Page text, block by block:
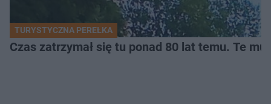
TURYSTYCZNA PEREŁKA
Czas zatrzymał się tu ponad 80 lat temu. Te